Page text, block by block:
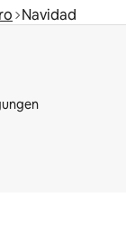
Navidad